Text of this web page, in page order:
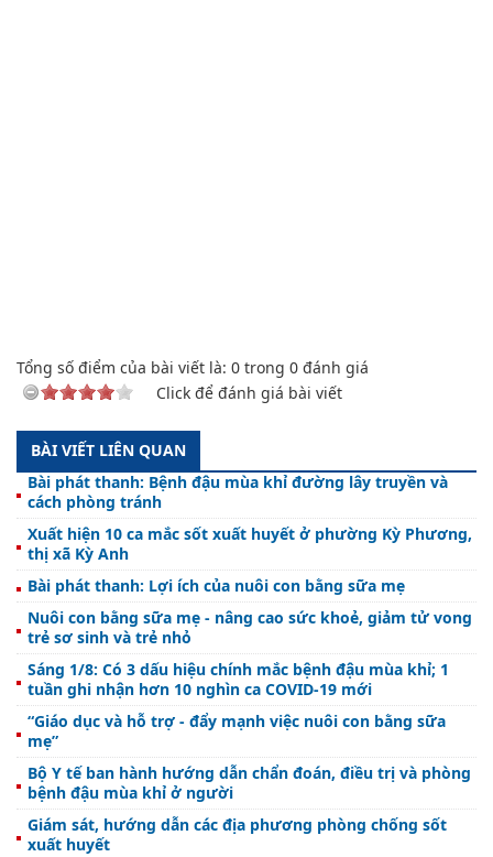
Tổng số điểm của bài viết là: 0 trong 0 đánh giá
Click để đánh giá bài viết
BÀI VIẾT LIÊN QUAN
Bài phát thanh: Bệnh đậu mùa khỉ đường lây truyền và
cách phòng tránh
Xuất hiện 10 ca mắc sốt xuất huyết ở phường Kỳ Phương,
thị xã Kỳ Anh
Bài phát thanh: Lợi ích của nuôi con bằng sữa mẹ
Nuôi con bằng sữa mẹ - nâng cao sức khoẻ, giảm tử vong
trẻ sơ sinh và trẻ nhỏ
Sáng 1/8: Có 3 dấu hiệu chính mắc bệnh đậu mùa khỉ; 1
tuần ghi nhận hơn 10 nghìn ca COVID-19 mới
“Giáo dục và hỗ trợ - đẩy mạnh việc nuôi con bằng sữa
mẹ”
Bộ Y tế ban hành hướng dẫn chẩn đoán, điều trị và phòng
bệnh đậu mùa khỉ ở người
Giám sát, hướng dẫn các địa phương phòng chống sốt
xuất huyết